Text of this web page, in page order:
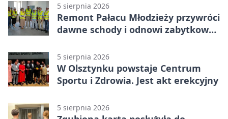
5 sierpnia 2026
Remont Pałacu Młodzieży przywróci
dawne schody i odnowi zabytkowy
5 sierpnia 2026
W Olsztynku powstaje Centrum
Sportu i Zdrowia. Jest akt erekcyjny
5 sierpnia 2026